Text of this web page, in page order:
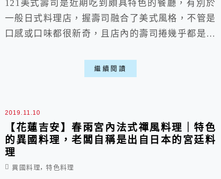
121美式壽司是近期吃到頗具特色的餐廳，有別於
一般日式料理店，握壽司融合了美式風格，不管是
口感或口味都很新奇，且店內的壽司捲幾乎都是老
一定要來試試看喵。 一、店家環境: ▶外部:
▽位於花蓮火車站前站附近，走路約5分鐘處，附
店內空間不算小，整體乾淨卻也樸素，不知道為何
有點熱...冷氣不強。 二...
繼續閱讀
2019.11.10
【花蓮吉安】春雨宮內法式禪風料理｜特色
的異國料理，老闆自稱是出自日本的宮廷料
理
異國料理 ,特色料理